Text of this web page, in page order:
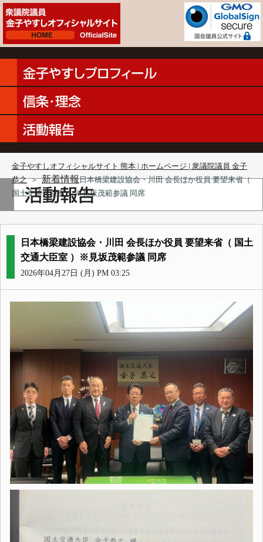
金子やすしオフィシャルサイト 熊本 | ホームページ | 衆議院議員 金子
恭之 ＞ 新着情報日本橋梁建設協会・川田 会長ほか役員 要望来省（
国土交通大臣室 ）※見坂茂範参議 同席
日本橋梁建設協会・川田 会長ほか役員 要望来省（ 国土
交通大臣室 ）※見坂茂範参議 同席
2026年04月27日 (月) PM 03:25